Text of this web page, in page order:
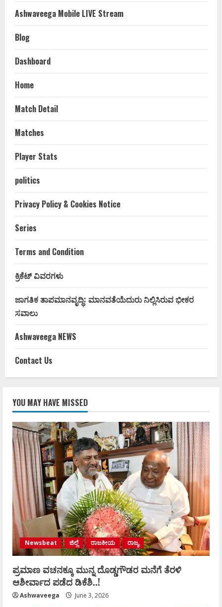
Ashwaveega Mobile LIVE Stream
Blog
Dashboard
Home
Match Detail
Matches
Player Stats
politics
Privacy Policy & Cookies Notice
Series
Terms and Condition
ಕ್ರಿಕೆಟ್ ವಿವರಗಳು
ಜಾಗತಿಕ ತಾಪಮಾನವೃದ್ಧಿ: ಮಾನವತೆಯೆದುರು ನಿಲ್ಲಿಸಿರುವ ಭೀಕರ
ಸವಾಲು
Ashwaveega NEWS
Contact Us
YOU MAY HAVE MISSED
Newsbeat ಜಿಲ್ಲೆ ರಾಜಕೀಯ ರಾಜ್ಯ
ಪ್ರಮಾಣ ವಚನಕ್ಕೂ ಮುನ್ನ ದೊಡ್ಡಗೌಡರ ಮನೆಗೆ ತೆರಳಿ
ಆಶೀರ್ವಾದ ಪಡೆದ ಡಿಕೆಶಿ..!
Ashwaveega June 3, 2026